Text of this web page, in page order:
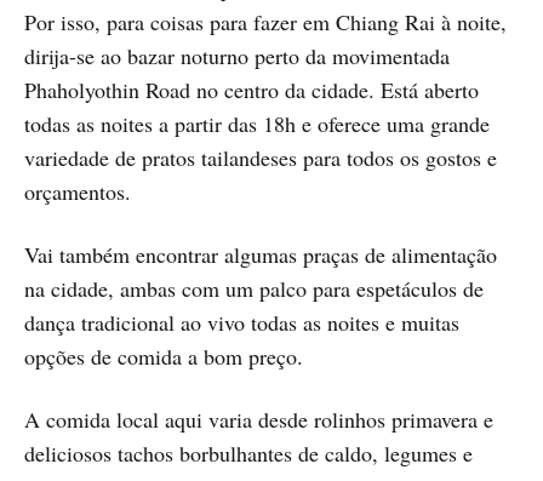
Por isso, para coisas para fazer em Chiang Rai à noite,
dirija-se ao bazar noturno perto da movimentada
Phaholyothin Road no centro da cidade. Está aberto
todas as noites a partir das 18h e oferece uma grande
variedade de pratos tailandeses para todos os gostos e
orçamentos.
Vai também encontrar algumas praças de alimentação
na cidade, ambas com um palco para espetáculos de
dança tradicional ao vivo todas as noites e muitas
opções de comida a bom preço.
A comida local aqui varia desde rolinhos primavera e
deliciosos tachos borbulhantes de caldo, legumes e